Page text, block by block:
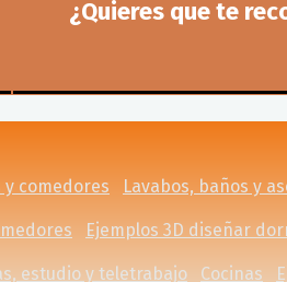
¿Quieres que te
y comedores Lavabos, baños y
Ejemplos 3D diseñar
estudio y teletrabajo Cocinas